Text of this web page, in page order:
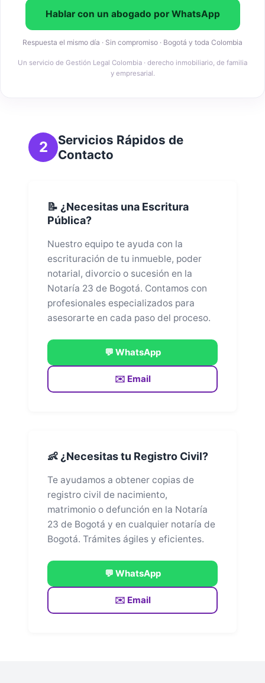
Hablar con un abogado por WhatsApp
Respuesta el mismo día · Sin compromiso · Bogotá y toda Colombia
Un servicio de Gestión Legal Colombia · derecho inmobiliario, de familia
y empresarial.
2
Servicios Rápidos de
Contacto
📝 ¿Necesitas una Escritura
Pública?
Nuestro equipo te ayuda con la
escrituración de tu inmueble, poder
notarial, divorcio o sucesión en la
Notaría 23 de Bogotá. Contamos con
profesionales especializados para
asesorarte en cada paso del proceso.
💬 WhatsApp
✉️ Email
👶 ¿Necesitas tu Registro Civil?
Te ayudamos a obtener copias de
registro civil de nacimiento,
matrimonio o defunción en la Notaría
23 de Bogotá y en cualquier notaría de
Bogotá. Trámites ágiles y eficientes.
💬 WhatsApp
✉️ Email